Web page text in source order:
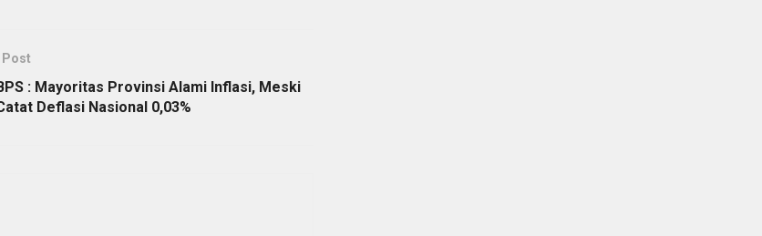
Post
: Mayoritas Provinsi Alami Inflasi, Meski
Deflasi Nasional 0,03%